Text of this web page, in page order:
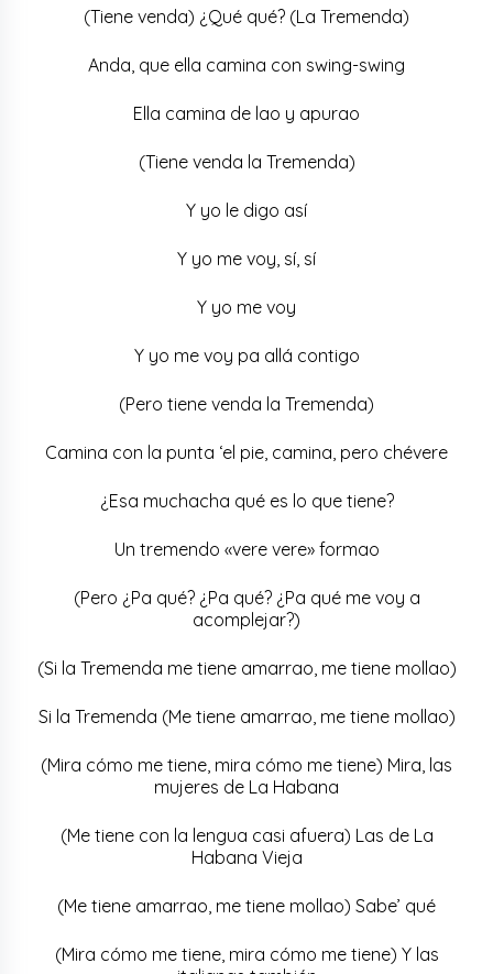
(Tiene venda) ¿Qué qué? (La Tremenda)
Anda, que ella camina con swing-swing
Ella camina de lao y apurao
(Tiene venda la Tremenda)
Y yo le digo así
Y yo me voy, sí, sí
Y yo me voy
Y yo me voy pa allá contigo
(Pero tiene venda la Tremenda)
Camina con la punta ‘el pie, camina, pero chévere
¿Esa muchacha qué es lo que tiene?
Un tremendo «vere vere» formao
(Pero ¿Pa qué? ¿Pa qué? ¿Pa qué me voy a
acomplejar?)
(Si la Tremenda me tiene amarrao, me tiene mollao)
Si la Tremenda (Me tiene amarrao, me tiene mollao)
(Mira cómo me tiene, mira cómo me tiene) Mira, las
mujeres de La Habana
(Me tiene con la lengua casi afuera) Las de La
Habana Vieja
(Me tiene amarrao, me tiene mollao) Sabe’ qué
(Mira cómo me tiene, mira cómo me tiene) Y las